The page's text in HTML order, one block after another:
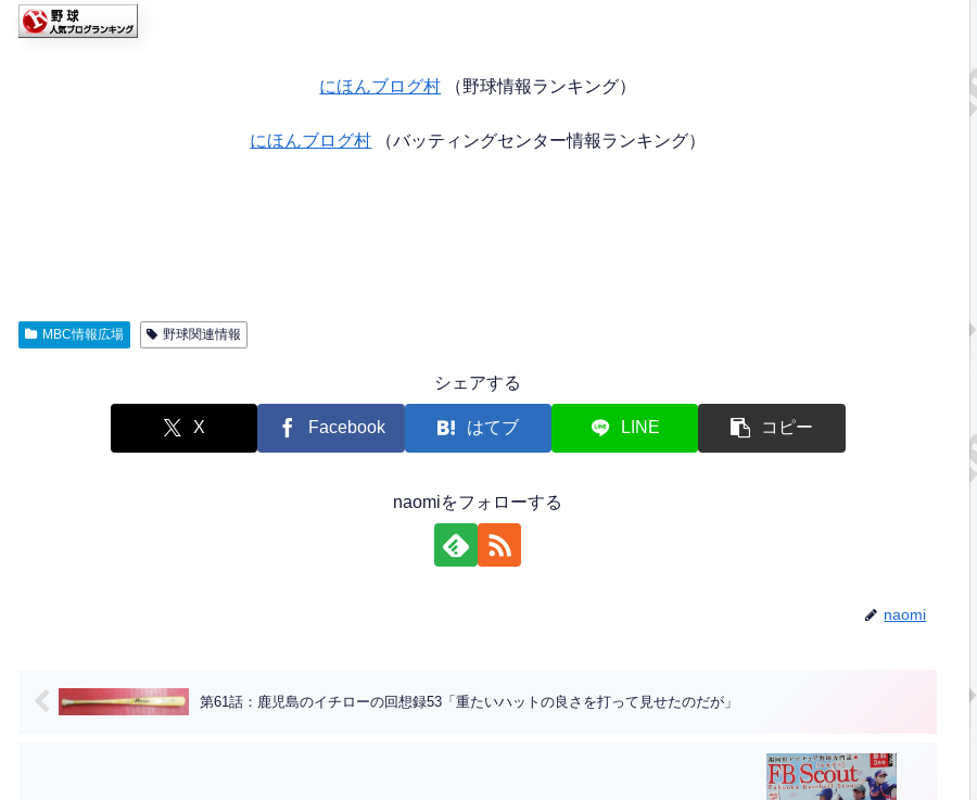
にほんブログ村 （野球情報ランキング）
にほんブログ村 （バッティングセンター情報ランキング）
MBC情報広場 野球関連情報
シェアする
X Facebook はてブ LINE コピー
naomiをフォローする
naomi
第61話：鹿児島のイチローの回想録53「重たいハットの良さを打って見せたのだが」